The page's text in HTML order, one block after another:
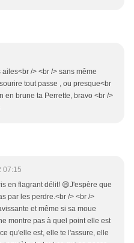
/> <br /> sans même
tout passe , ou presque<br
en brune ta Perrette, bravo <br />
07:15
en flagrant délit! 😄J'espère que
par les perdre.<br /> <br />
et même si sa moue
montre pas à quel point elle est
qu'elle est, elle te l'assure, elle